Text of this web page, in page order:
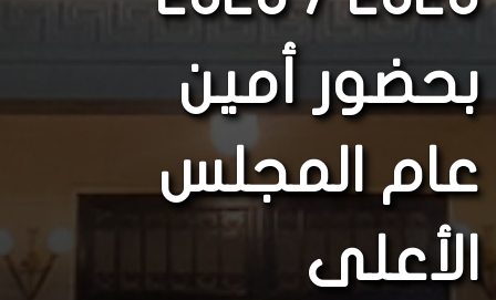
بحضور أمين
عام المجلس
الأعلى